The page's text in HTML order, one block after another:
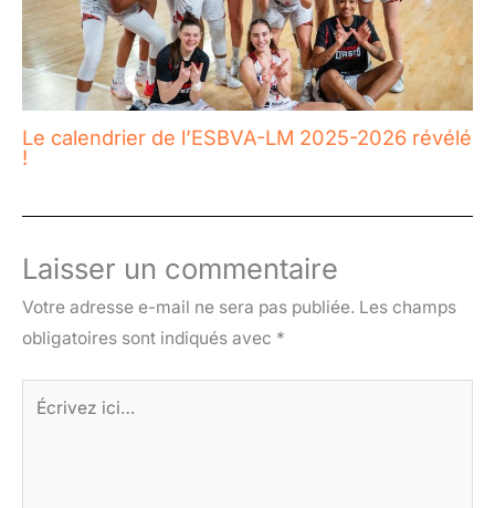
Le calendrier de l’ESBVA-LM 2025-2026 révélé
!
Laisser un commentaire
Votre adresse e-mail ne sera pas publiée. Les champs
obligatoires sont indiqués avec *
Écrivez